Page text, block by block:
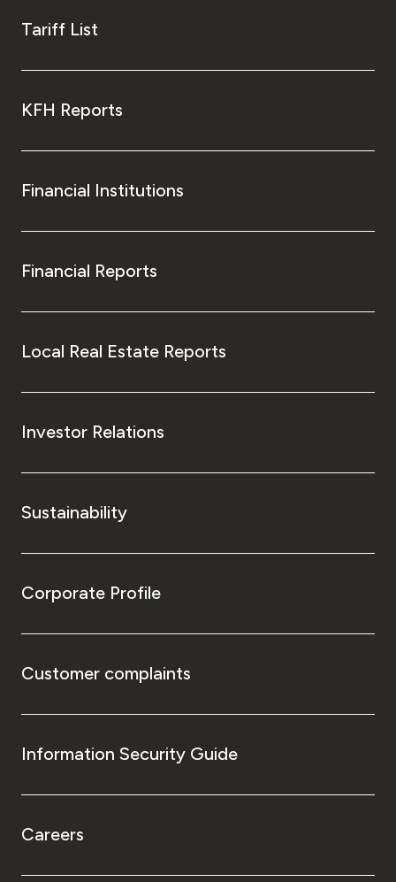
Tariff List
KFH Reports
Financial Institutions
Financial Reports
Local Real Estate Reports
Investor Relations
Sustainability
Corporate Profile
Customer complaints
Information Security Guide
Careers